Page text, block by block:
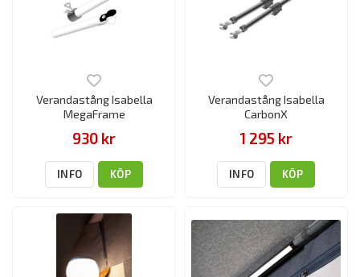
Verandastång Isabella
MegaFrame
930 kr
INFO KÖP
Verandastång Isabella
CarbonX
1 295 kr
INFO KÖP